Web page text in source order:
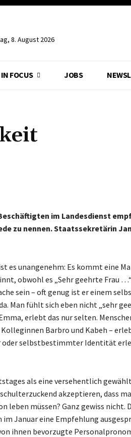
8. August 2026
IN FOCUS JOBS
im Landesdienst
zu nennen. Staatssekretärin
es unangenehm: Es kommt eine
obwohl es „Sehr geehrte Frau
sein – oft genug ist er einem
Man fühlt sich eben nicht „sehr
erlebt das nur selten.
Barbro und Kabeh –
oder selbstbestimmter Identität
als eine versehentlich
akzeptieren, dass
müssen? Ganz gewiss nicht.
Januar eine Empfehlung
ihnen bevorzugte